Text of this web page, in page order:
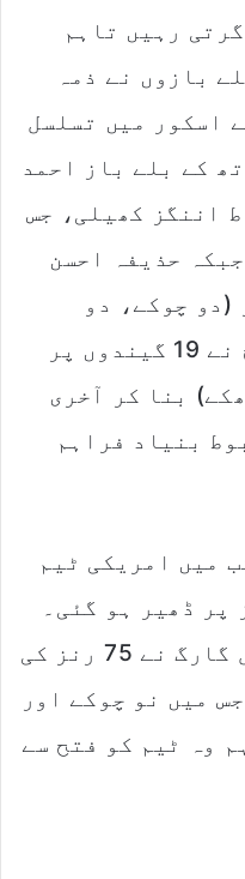
رہیں تاہم
بازوں نے ذمہ
اسکور میں تسلسل
کے بلے باز احمد
محتاط اننگز کھیلی، جس
حذیفہ احسن
پر 38 رنز (دو چوکے، دو
چھکے) اور علی حسن بلوچ نے 19 گیندوں پر
بنا کر آخری
بنیاد فراہم
میں امریکی ٹیم
میں 225 رنز پر ڈھیر ہو گئی۔
امریکہ کی جانب سے ساحل گارگ نے 75 رنز کی
میں نو چوکے اور
وہ ٹیم کو فتح سے